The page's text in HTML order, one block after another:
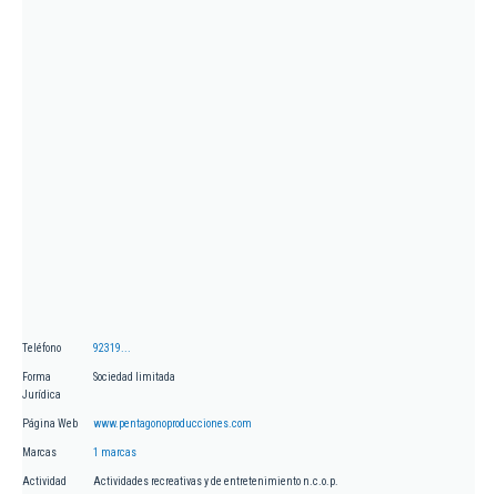
Teléfono 92319...
Forma
Jurídica
Sociedad limitada
Página Web www.pentagonoproducciones.com
Marcas 1 marcas
Actividad Actividades recreativas y de entretenimiento n.c.o.p.